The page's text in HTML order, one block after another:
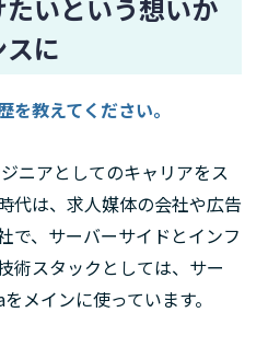
いという想いか
に
を教えてください。
ニアとしてのキャリアをス
代は、求人媒体の会社や広告
で、サーバーサイドとインフ
術スタックとしては、サー
メインに使っています。